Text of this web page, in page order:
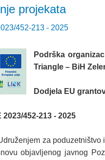
projekata
452-213 - 2025
Podrška
Triangle – BiH
Dodjela EU
452-213 - 2025
za
objavljenog javnog